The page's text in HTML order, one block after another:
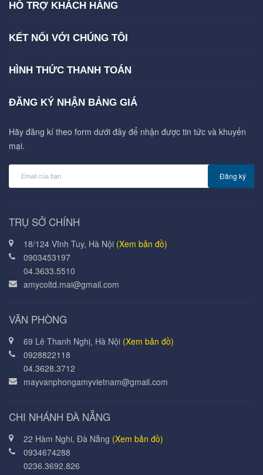
HỖ TRỢ KHÁCH HÀNG
KẾT NỐI VỚI CHÚNG TÔI
HÌNH THỨC THANH TOÁN
ĐĂNG KÝ NHẬN BẢNG GIÁ
Hãy đăng kí theo form dưới đây để nhận được tin tức và khuyến
mại.
Đăng ký
TRỤ SỞ CHÍNH
18/124 Vĩnh Tuy, Hà Nội (Xem bản đồ)
0903453197
04.3633.5510
amycoltd.mai@gmail.com
VĂN PHÒNG
69 Lê Thanh Nghị, Hà Nội (Xem bản đồ)
0928822118
04.3628.3712
mayvanphongamyvietnam@gmail.com
CHI NHÁNH ĐÀ NẴNG
22 Hàm Nghi, Đà Nẵng (Xem bản đồ)
0934674288
0236.3692.826